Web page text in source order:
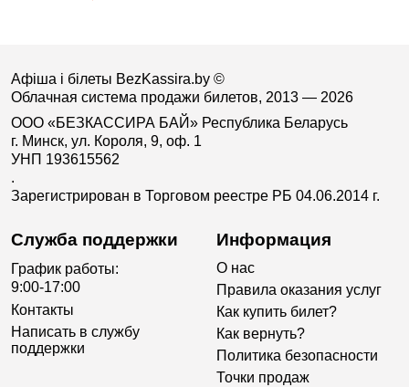
Афіша і білеты BezKassira.by ©
Облачная система продажи билетов, 2013 — 2026
ООО «БЕЗКАССИРА БАЙ» Республика Беларусь
г. Минск, ул. Короля, 9, оф. 1
УНП 193615562
.
Зарегистрирован в Торговом реестре РБ 04.06.2014 г.
Служба поддержки
График работы:
9:00-17:00
Контакты
Написать в службу
поддержки
Информация
О нас
Правила оказания услуг
Как купить билет?
Как вернуть?
Политика безопасности
Точки продаж